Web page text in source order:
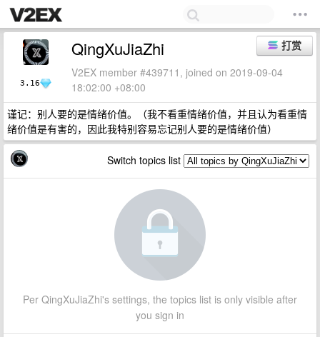
3.16
打赏
QingXuJiaZhi
V2EX member #439711, joined on 2019-09-04
18:02:00 +08:00
谨记：别人要的是情绪价值。（我不看重情绪价值，并且认为看重情
绪价值是有害的，因此我特别容易忘记别人要的是情绪价值）
Switch topics list
Per QingXuJiaZhi's settings, the topics list is only visible after
you sign in